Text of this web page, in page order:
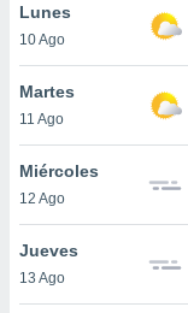
de
cookies
aceptar
Lunes
10 Ago
Martes
11 Ago
Miércoles
12 Ago
Jueves
13 Ago